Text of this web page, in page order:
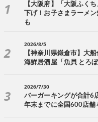
【大阪府】「大阪ふく
下げ！お子さまラーメ
も
2026/8/5
【神奈川県鎌倉市】大
海鮮居酒屋「魚貝 とろ
2026/7/30
バーガーキングが合計6
年末までに全国600店舗